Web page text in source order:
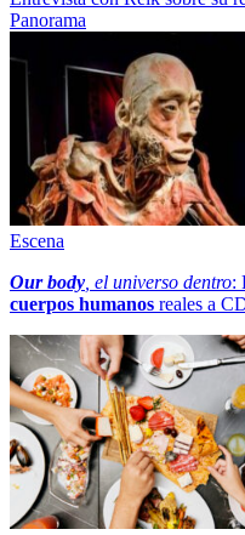
Panorama
Escena
Our body , el universo dentro:
cuerpos humanos reales a